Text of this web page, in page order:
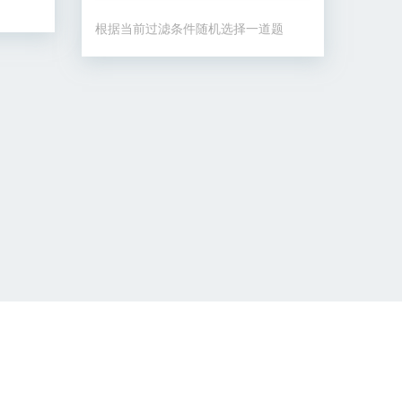
根据当前过滤条件随机选择一道题